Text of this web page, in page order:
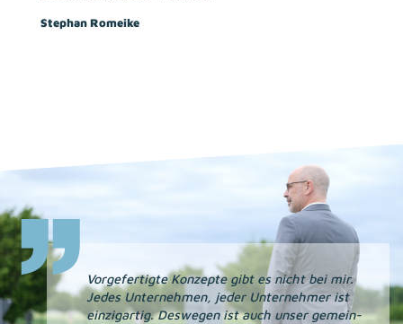
Stephan Romeike
Vorgefertigte Konzepte gibt es nicht bei mir.
Jedes Unternehmen, jeder Unternehmer ist
einzigartig. Des­wegen ist auch unser gemein­